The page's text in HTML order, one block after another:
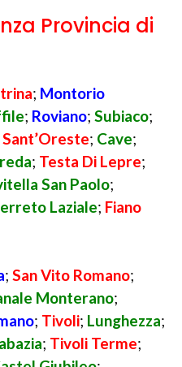
Provincia di
; Montorio
; Roviano; Subiaco;
Sant’Oreste; Cave;
; Testa Di Lepre;
San Paolo;
Laziale; Fiano
; San Vito Romano;
Monterano;
; Tivoli; Lunghezza;
; Tivoli Terme;